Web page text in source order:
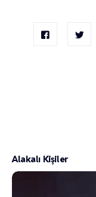
Alakalı Kişiler